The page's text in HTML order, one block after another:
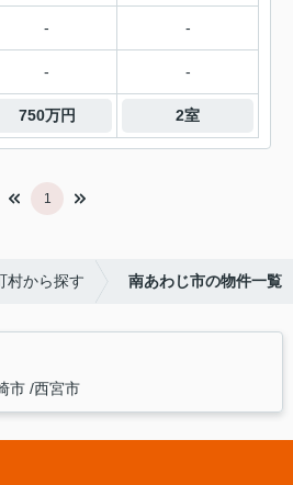
- -
- -
750万円 2室
1
村から探す 南あわじ市の物件一覧
市 西宮市